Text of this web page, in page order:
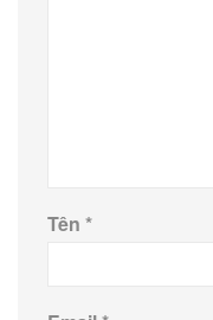
Tên *